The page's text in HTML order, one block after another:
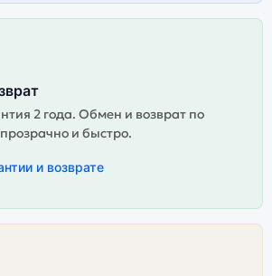
2 года. Обмен и возврат по
и быстро.
и возврате